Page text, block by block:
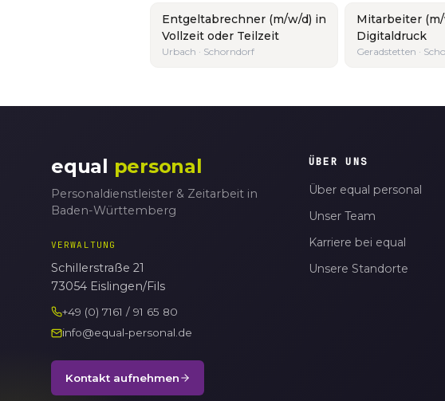
Entgeltabrechner (m/w/d) in
Vollzeit oder Teilzeit
Urbach · Schorndorf
Mitarbeiter
Digitaldruck
Geradstetten ·
equal personal
Personaldienstleister & Zeitarbeit in
Baden-Württemberg
VERWALTUNG
Schillerstraße 21
73054 Eislingen/Fils
+49 (0) 7161 / 91 65 80
info@equal-personal.de
Kontakt aufnehmen
ÜBER UNS
Über equal personal
Unser Team
Karriere bei equal
Unsere Standorte